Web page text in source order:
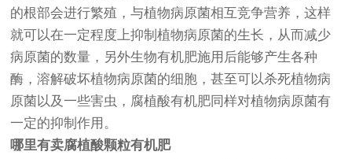
的根部会进行繁殖，与植物病原菌相互竞争营养，这样
就可以在一定程度上抑制植物病原菌的生长，从而减少
病原菌的数量，另外生物有机肥施用后能够产生各种
酶，溶解破坏植物病原菌的细胞，甚至可以杀死植物病
原菌以及一些害虫，腐植酸有机肥同样对植物病原菌有
一定的抑制作用。
哪里有卖腐植酸颗粒有机肥